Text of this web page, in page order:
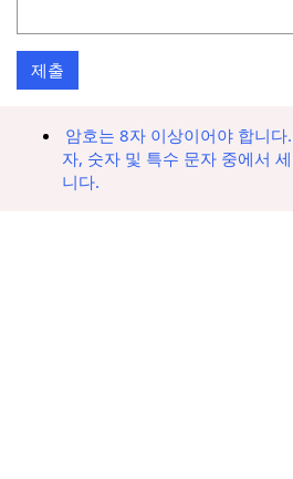
암호는 8자 이상이어야 합니
자, 숫자 및 특수 문자 중에서
니다.